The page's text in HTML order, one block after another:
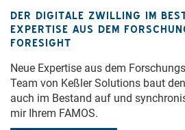
DER DIGITALE ZWILLING IM
EXPERTISE AUS DEM
FORESIGHT
Neue Expertise aus dem
Team von Keßler Solutions baut
auch im Bestand auf und
mir Ihrem FAMOS.